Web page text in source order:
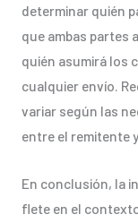
determinar quién
que ambas partes
quién asumirá los
cualquier envío.
variar según las
entre el remitente
En conclusión, la
flete en el